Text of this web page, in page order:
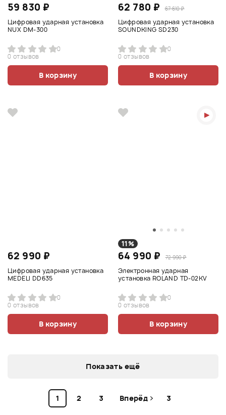
59 830 ₽
Цифровая ударная установка
NUX DM-300
0
0 отзывов
В корзину
62 780 ₽ 67 610 ₽
Цифровая ударная установка
SOUNDKING SD230
0
0 отзывов
В корзину
62 990 ₽
Цифровая ударная установка
MEDELI DD635
0
0 отзывов
В корзину
11%
64 990 ₽ 72 990 ₽
Электронная ударная
установка ROLAND TD-02KV
0
0 отзывов
В корзину
Показать ещё
1 2 3 Вперёд 3